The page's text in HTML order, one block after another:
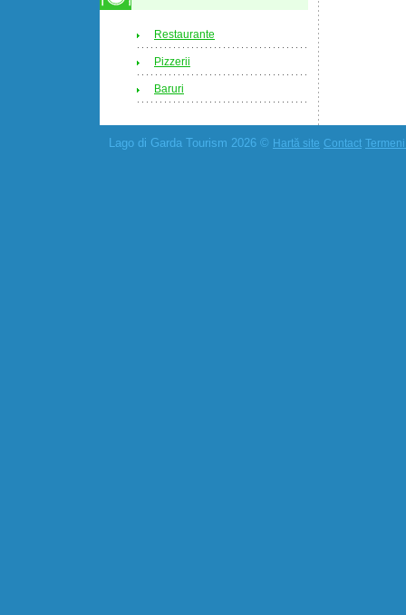
Restaurante
Pizzerii
Baruri
Lago di Garda Tourism 2026 © Hartă site Contact